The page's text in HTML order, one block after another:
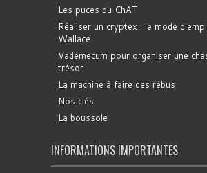
Les puces du ChAT
Réaliser un cryptex : le mode
Wallace
Vademecum pour organiser une
trésor
La machine à faire des rébus
Nos clés
La boussole
INFORMATIONS IMPORTANTES